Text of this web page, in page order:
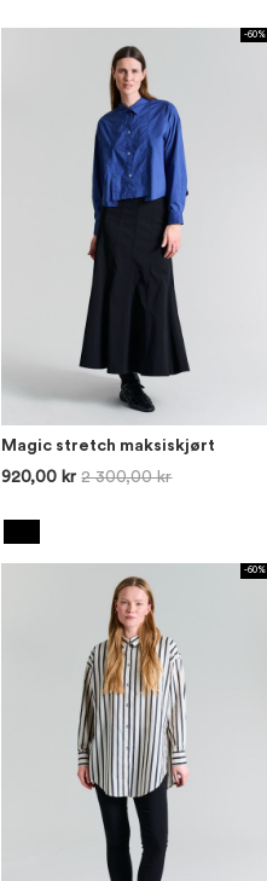
-60%
Magic stretch maksiskjørt
920,00 kr 2 300,00 kr
-60%